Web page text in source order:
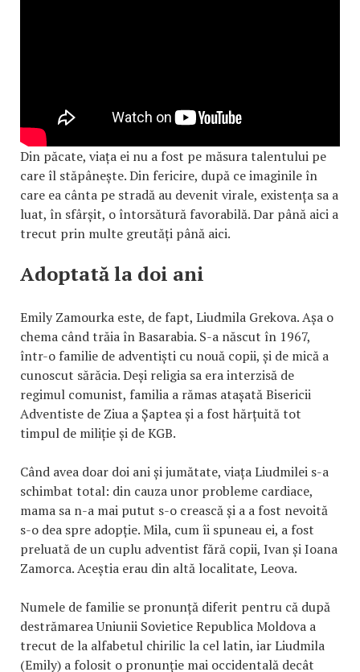
Din păcate, viața ei nu a fost pe măsura talentului pe
care îl stăpânește. Din fericire, după ce imaginile în
care ea cânta pe stradă au devenit virale, existența sa a
luat, în sfârșit, o întorsătură favorabilă. Dar până aici a
trecut prin multe greutăți până aici.
Adoptată la doi ani
Emily Zamourka este, de fapt, Liudmila Grekova. Așa o
chema când trăia în Basarabia. S-a născut în 1967,
într-o familie de adventiști cu nouă copii, și de mică a
cunoscut sărăcia. Deși religia sa era interzisă de
regimul comunist, familia a rămas atașată Bisericii
Adventiste de Ziua a Șaptea și a fost hărțuită tot
timpul de miliție și de KGB.
Când avea doar doi ani și jumătate, viața Liudmilei s-a
schimbat total: din cauza unor probleme cardiace,
mama sa n-a mai putut s-o crească și a a fost nevoită
s-o dea spre adopție. Mila, cum îi spuneau ei, a fost
preluată de un cuplu adventist fără copii, Ivan și Ioana
Zamorca. Aceștia erau din altă localitate, Leova.
Numele de familie se pronunță diferit pentru că după
destrămarea Uniunii Sovietice Republica Moldova a
trecut de la alfabetul chirilic la cel latin, iar Liudmila
(Emily) a folosit o pronunție mai occidentală decât